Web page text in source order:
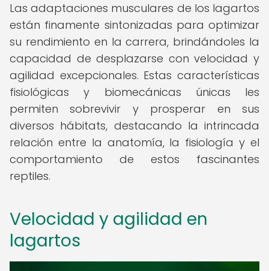
Las adaptaciones musculares de los lagartos
están finamente sintonizadas para optimizar
su rendimiento en la carrera, brindándoles la
capacidad de desplazarse con velocidad y
agilidad excepcionales. Estas características
fisiológicas y biomecánicas únicas les
permiten sobrevivir y prosperar en sus
diversos hábitats, destacando la intrincada
relación entre la anatomía, la fisiología y el
comportamiento de estos fascinantes
reptiles.
Velocidad y agilidad en
lagartos